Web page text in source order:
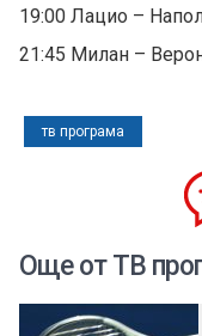
19:00 Лацио –
21:45 Милан –
тв програма
Още от ТВ